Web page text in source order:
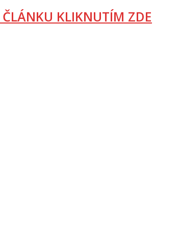
KLIKNUTÍM ZDE